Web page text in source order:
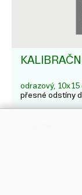
odrazový, 10x15
přesné odstíny